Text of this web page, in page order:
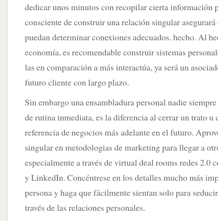
dedicar unos minutos con recopilar cierta información
consciente de construir una relación singular asegurará
puedan determinar conexiones adecuados. hecho. Al
economía, es recomendable construir sistemas
las en comparación a más interactúa, ya será un
futuro cliente con largo plazo.
Sin embargo una ensambladura personal nadie
de rutina inmediata, es la diferencia al cerrar un trato u
referencia de negocios más adelante en el futuro.
singular en metodologias de marketing para llegar a
especialmente a través de virtual deal rooms redes 2.0
y LinkedIn. Concéntrese en los detalles mucho más
persona y haga que fácilmente sientan solo para
través de las relaciones personales.